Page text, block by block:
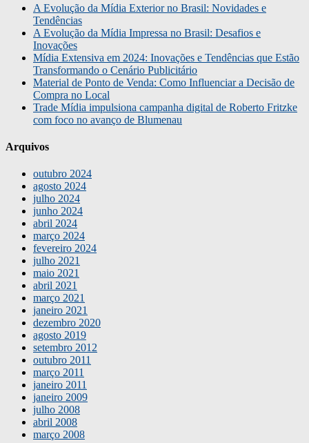
A Evolução da Mídia Exterior no Brasil: Novidades e
Tendências
A Evolução da Mídia Impressa no Brasil: Desafios e
Inovações
Mídia Extensiva em 2024: Inovações e Tendências que Estão
Transformando o Cenário Publicitário
Material de Ponto de Venda: Como Influenciar a Decisão de
Compra no Local
Trade Mídia impulsiona campanha digital de Roberto Fritzke
com foco no avanço de Blumenau
Arquivos
outubro 2024
agosto 2024
julho 2024
junho 2024
abril 2024
março 2024
fevereiro 2024
julho 2021
maio 2021
abril 2021
março 2021
janeiro 2021
dezembro 2020
agosto 2019
setembro 2012
outubro 2011
março 2011
janeiro 2011
janeiro 2009
julho 2008
abril 2008
março 2008